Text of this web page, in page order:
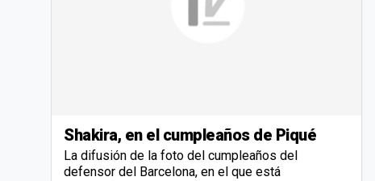
Shakira, en el cumpleaños de Piqué
La difusión de la foto del cumpleaños del
defensor del Barcelona, en el que está